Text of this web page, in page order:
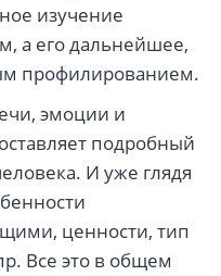
изучение
а его дальнейшее,
профилированием.
эмоции и
подробный
И уже глядя
ценности, тип
Все это в общем